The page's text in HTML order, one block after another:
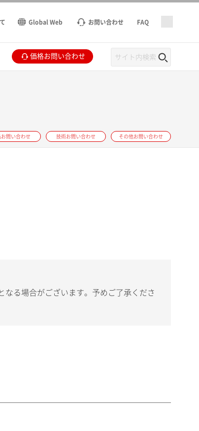
Global Web お問い合わせ FAQ
価格お問い合わせ
お問い合わせ 技術お問い合わせ その他お問い合わせ
なる場合がございます。予めご了承くださ